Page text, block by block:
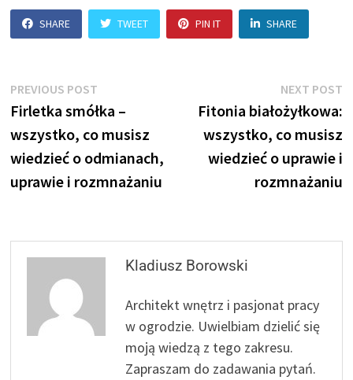
SHARE TWEET PIN IT SHARE
Nawigacja
wpisu
PREVIOUS POST
post:
Firletka smółka –
wszystko, co musisz
wiedzieć o odmianach,
uprawie i rozmnażaniu
NEXT POST
Fitonia białożyłkowa:
wszystko, co musisz
wiedzieć o uprawie i
rozmnażaniu
Kladiusz Borowski
Architekt wnętrz i pasjonat pracy
w ogrodzie. Uwielbiam dzielić się
moją wiedzą z tego zakresu.
Zapraszam do zadawania pytań.